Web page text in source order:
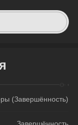
(Завершённость)
Завершённость